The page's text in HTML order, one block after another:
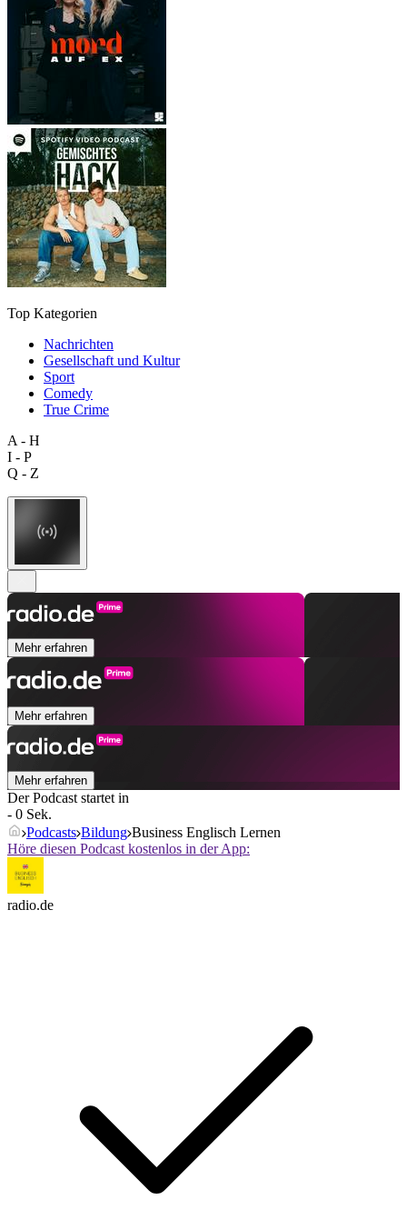
Top Kategorien
Nachrichten
Gesellschaft und Kultur
Sport
Comedy
True Crime
A - H
I - P
Q - Z
Mehr erfahren
Mehr erfahren
Mehr erfahren
Der Podcast startet in
- 0 Sek.
Podcasts Bildung Business Englisch Lernen
Höre diesen Podcast kostenlos in der App:
radio.de